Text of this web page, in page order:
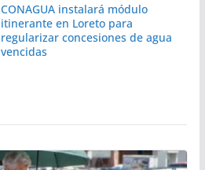
CONAGUA instalará módulo
itinerante en Loreto para
regularizar concesiones de agua
vencidas